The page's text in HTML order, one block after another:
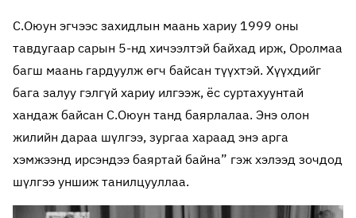
С.Оюун эгчээс захидлын маань хариу 1999 оны
тавдугаар сарын 5-нд хичээлтэй байхад ирж, Оролмаа
багш маань гардуулж өгч байсан түүхтэй. Хүүхдийг
бага залуу гэлгүй хариу илгээж, ёс суртахуунтай
хандаж байсан С.Оюун танд баярлалаа. Энэ олон
жилийн дараа шүлгээ, зургаа хараад энэ арга
хэмжээнд ирсэндээ баяртай байна” гэж хэлээд зочдод
шүлгээ уншиж танилцууллаа.